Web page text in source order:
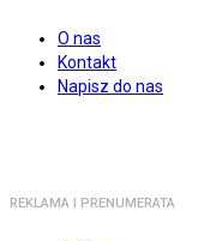
O nas
Kontakt
Napisz do nas
REKLAMA I PRENUMERATA